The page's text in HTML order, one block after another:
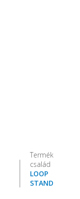
Termék
család
LOOP
STAND